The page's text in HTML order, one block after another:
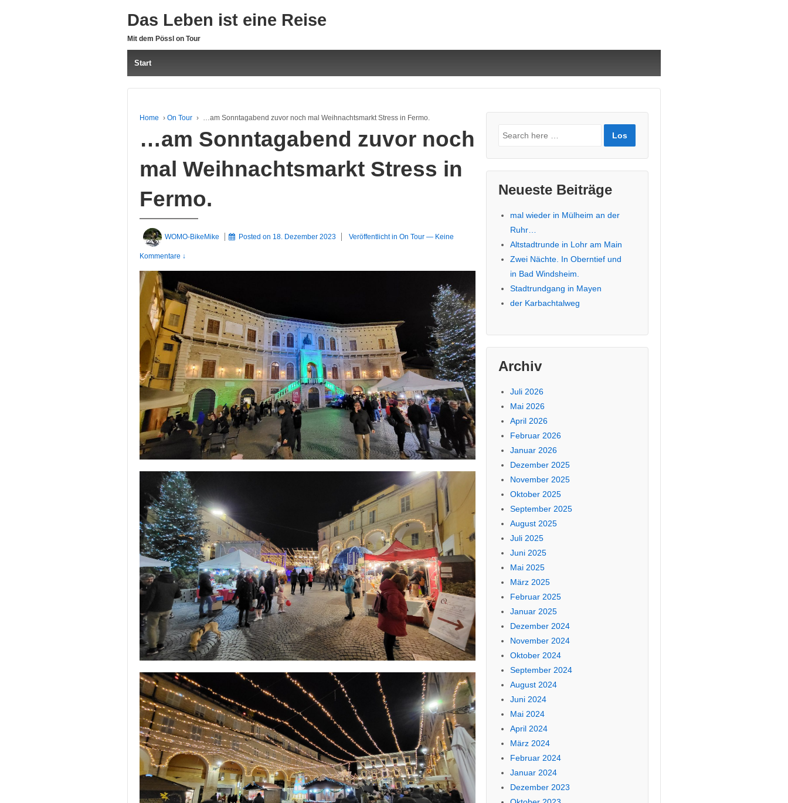
Das Leben ist eine Reise
Mit dem Pössl on Tour
Start
Home › On Tour › …am Sonntagabend zuvor noch mal Weihnachtsmarkt Stress in Fermo.
…am Sonntagabend zuvor noch
mal Weihnachtsmarkt Stress in
Fermo.
WOMO-BikeMike Posted on 18. Dezember 2023 Veröffentlicht inOn Tour — Keine
Kommentare ↓
Suche
Neueste Beiträge
mal wieder in Mülheim an der
Ruhr…
Altstadtrunde in Lohr am Main
Zwei Nächte. In Oberntief und
in Bad Windsheim.
Stadtrundgang in Mayen
der Karbachtalweg
Archiv
Juli 2026
Mai 2026
April 2026
Februar 2026
Januar 2026
Dezember 2025
November 2025
Oktober 2025
September 2025
August 2025
Juli 2025
Juni 2025
Mai 2025
März 2025
Februar 2025
Januar 2025
Dezember 2024
November 2024
Oktober 2024
September 2024
August 2024
Juni 2024
Mai 2024
April 2024
März 2024
Februar 2024
Januar 2024
Dezember 2023